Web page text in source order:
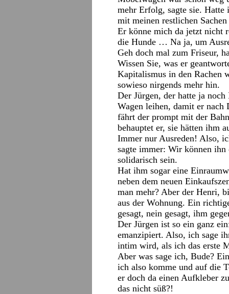
mehr Erfolg, sagte sie. Hatte
mit meinen restlichen Sachen
Er könne mich da jetzt nicht
die Hunde … Na ja, um
Geh doch mal zum Friseur,
Wissen Sie, was er
Kapitalismus in den Rachen
sowieso nirgends mehr hin.
Der Jürgen, der hatte ja
Wagen leihen, damit er nach
fährt der prompt mit der
behauptet er, sie hätten ihm
Immer nur Ausreden! Also,
sagte immer: Wir können
solidarisch sein.
Hat ihm sogar eine
neben dem neuen
man mehr? Aber der Henri,
aus der Wohnung. Ein
gesagt, nein gesagt, ihm
Der Jürgen ist so ein ganz
emanzipiert. Also, ich sage
intim wird, als ich das erste
Aber was sage ich, Bude?
ich also komme und auf die
er doch da einen Aufkleber
das nicht süß?!